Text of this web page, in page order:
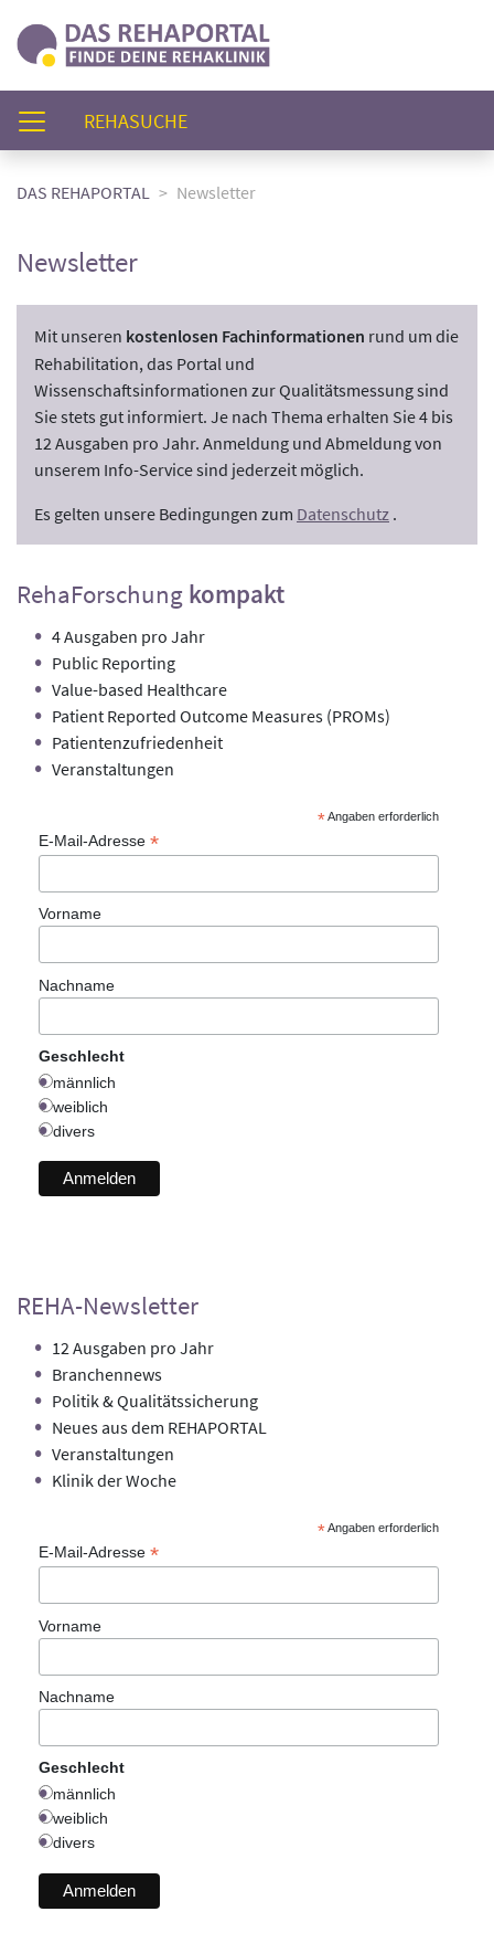
REHASUCHE(AKTUELL)
DAS REHAPORTAL Newsletter
Newsletter
Mit unseren kostenlosen Fachinformationen rund um die
Rehabilitation, das Portal und
Wissenschaftsinformationen zur Qualitätsmessung sind
Sie stets gut informiert. Je nach Thema erhalten Sie 4 bis
12 Ausgaben pro Jahr. Anmeldung und Abmeldung von
unserem Info-Service sind jederzeit möglich.
Es gelten unsere Bedingungen zum Datenschutz .
RehaForschung kompakt
4 Ausgaben pro Jahr
Public Reporting
Value-based Healthcare
Patient Reported Outcome Measures (PROMs)
Patientenzufriedenheit
Veranstaltungen
*Angaben erforderlich
E-Mail-Adresse *
Vorname
Nachname
Geschlecht
männlich
weiblich
divers
REHA-Newsletter
12 Ausgaben pro Jahr
Branchennews
Politik & Qualitätssicherung
Neues aus dem REHAPORTAL
Veranstaltungen
Klinik der Woche
*Angaben erforderlich
E-Mail-Adresse *
Vorname
Nachname
Geschlecht
männlich
weiblich
divers